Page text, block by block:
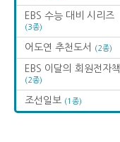
EBS 수능 대비 시리즈
(3종)
어도연 추천도서 (2종)
EBS 이달의 회원전자책
(2종)
조선일보 (1종)